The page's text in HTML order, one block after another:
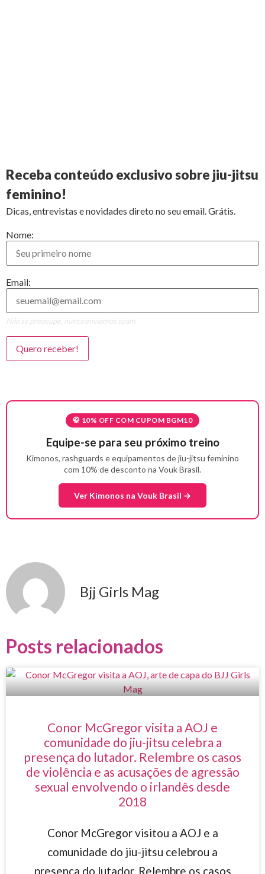
Receba conteúdo exclusivo sobre jiu-jitsu
feminino!
Dicas, entrevistas e novidades direto no seu email. Grátis.
Nome:
Email:
Não se preocupe, nunca enviamos spam
🥋 10% OFF COM CUPOM BGM10
Equipe-se para seu próximo treino
Kimonos, rashguards e equipamentos de jiu-jitsu feminino
com 10% de desconto na Vouk Brasil.
Ver Kimonos na Vouk Brasil →
Bjj Girls Mag
Posts relacionados
Conor McGregor visita a AOJ e
comunidade do jiu-jitsu celebra a
presença do lutador. Relembre os casos
de violência e as acusações de agressão
sexual envolvendo o irlandês desde
2018
Conor McGregor visitou a AOJ e a
comunidade do jiu-jitsu celebrou a
presença do lutador. Relembre os casos